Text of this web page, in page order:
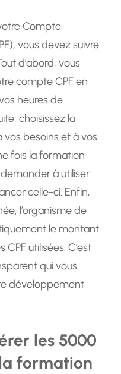
Compte
vous devez suivre
d’abord, vous
compte CPF en
heures de
choisissez la
besoins et à vos
fois la formation
à utiliser
celle-ci. Enfin,
l’organisme de
le montant
utilisées. C’est
qui vous
développement
les 5000
formation